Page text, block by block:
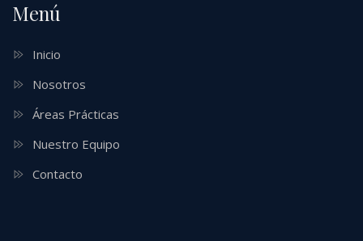
Menú
Inicio
Nosotros
Áreas Prácticas
Nuestro Equipo
Contacto